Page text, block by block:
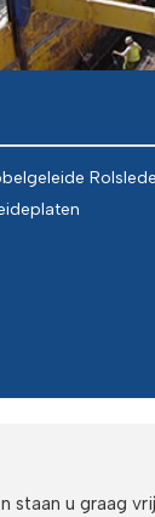
Rolslede
staan u graag